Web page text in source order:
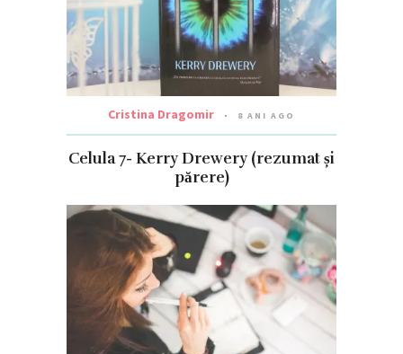
Cristina Dragomir 8 ANI AGO
Celula 7- Kerry Drewery (rezumat și
părere)